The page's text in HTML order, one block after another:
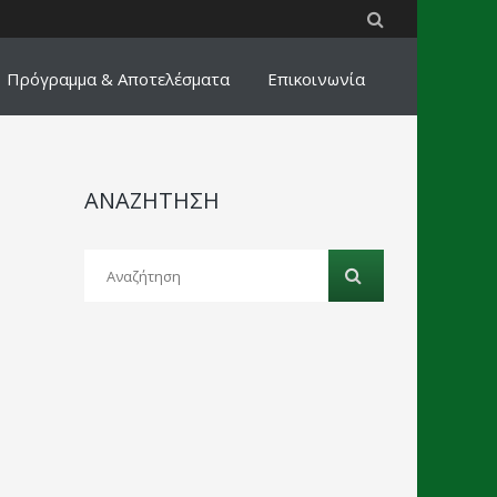
Πρόγραμμα & Αποτελέσματα Επικοινωνία
ΑΝΑΖΗΤΗΣΗ